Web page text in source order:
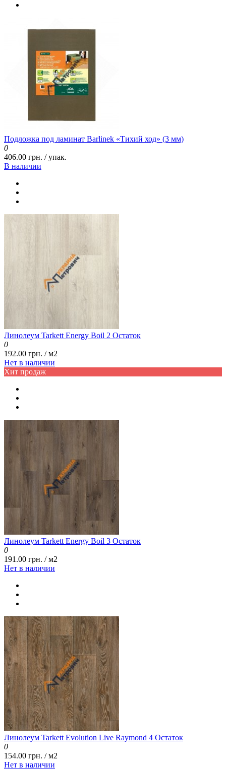
Подложка под ламинат Barlinek «Тихий ход» (3 мм)
0
406.00 грн. / упак.
В наличии
Линолеум Tarkett Energy Boil 2 Остаток
0
192.00 грн. / м2
Нет в наличии
Хит продаж
Линолеум Tarkett Energy Boil 3 Остаток
0
191.00 грн. / м2
Нет в наличии
Линолеум Tarkett Evolution Live Raymond 4 Остаток
0
154.00 грн. / м2
Нет в наличии